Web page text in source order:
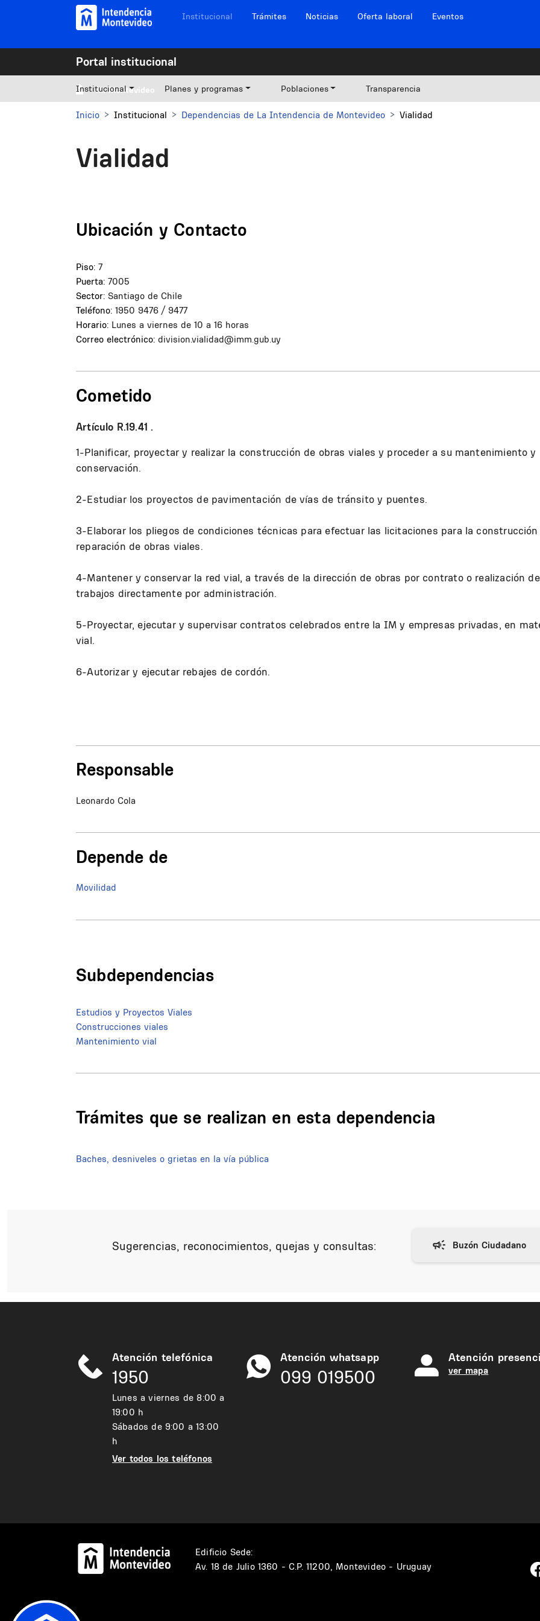
Pasar al contenido principal Navegación sitios
Institucional Trámites Noticias Oferta laboral Eventos
Portal institucional
Mi Montevideo
Institucional Planes y programas Poblaciones Transparencia
Inicio Institucional Dependencias de La Intendencia de Montevideo Vialidad
Vialidad
Ubicación y Contacto
Piso: 7
Puerta: 7005
Sector: Santiago de Chile
Teléfono: 1950 9476 / 9477
Horario: Lunes a viernes de 10 a 16 horas
Correo electrónico: division.vialidad@imm.gub.uy
Cometido
Artículo R.19.41 .
1-Planificar, proyectar y realizar la construcción de obras viales y proceder a su mantenimiento y
conservación.
2-Estudiar los proyectos de pavimentación de vías de tránsito y puentes.
3-Elaborar los pliegos de condiciones técnicas para efectuar las licitaciones para la
reparación de obras viales.
4-Mantener y conservar la red vial, a través de la dirección de obras por contrato o realización de
trabajos directamente por administración.
5-Proyectar, ejecutar y supervisar contratos celebrados entre la IM y empresas privadas, en
vial.
6-Autorizar y ejecutar rebajes de cordón.
Responsable
Leonardo Cola
Depende de
Movilidad
Subdependencias
Estudios y Proyectos Viales
Construcciones viales
Mantenimiento vial
Trámites que se realizan en esta dependencia
Baches, desniveles o grietas en la vía pública
Sugerencias, reconocimientos, quejas y consultas:
Atención telefónica
1950
Lunes a viernes de 8:00 a
19:00 h
Sábados de 9:00 a 13:00
h
Ver todos los teléfonos
Atención whatsapp
099 019500
Atención
ver mapa
Edificio Sede:
Av. 18 de Julio 1360 - C.P. 11200, Montevideo - Uruguay